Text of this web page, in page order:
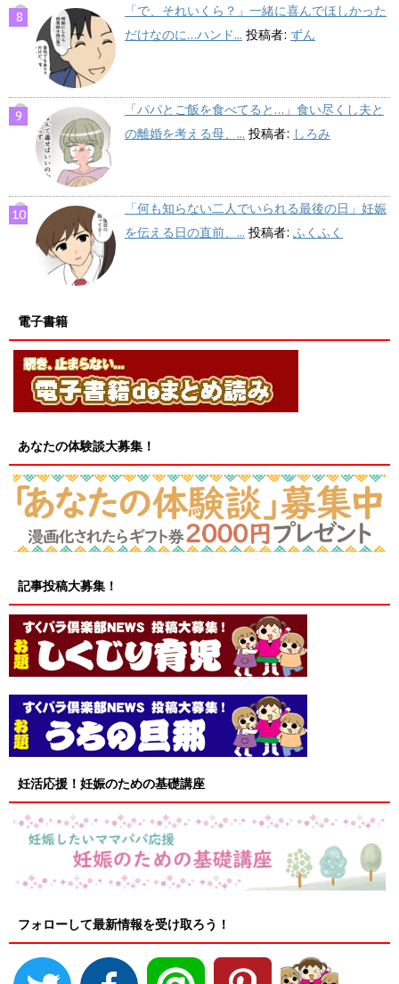
「で、それいくら？」一緒に喜んでほしかった
だけなのに…ハンド... 投稿者: ずん
「パパとご飯を食べてると…」食い尽くし夫と
の離婚を考える母、... 投稿者: しろみ
「何も知らない二人でいられる最後の日」妊娠
を伝える日の直前、... 投稿者: ふくふく
電子書籍
あなたの体験談大募集！
記事投稿大募集！
妊活応援！妊娠のための基礎講座
フォローして最新情報を受け取ろう！